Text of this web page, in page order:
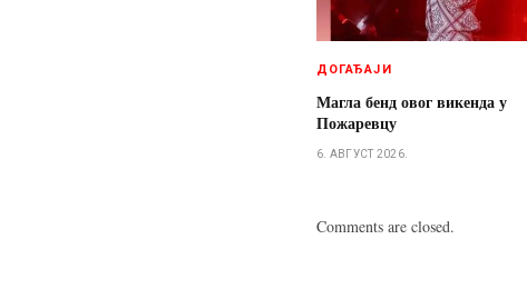
ДОГАЂАЈИ
Магла бенд овог викенда у
Пожаревцу
6. АВГУСТ 2026.
Comments are closed.